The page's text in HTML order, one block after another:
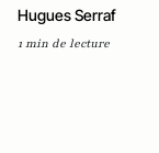
Hugues Serraf
1 min de lecture